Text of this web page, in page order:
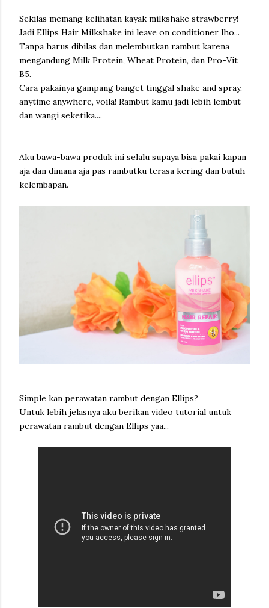
Sekilas memang kelihatan kayak milkshake strawberry!
Jadi Ellips Hair Milkshake ini leave on conditioner lho...
Tanpa harus dibilas dan melembutkan rambut karena
mengandung Milk Protein, Wheat Protein, dan Pro-Vit
B5.
Cara pakainya gampang banget tinggal shake and spray,
anytime anywhere, voila! Rambut kamu jadi lebih lembut
dan wangi seketika....
Aku bawa-bawa produk ini selalu supaya bisa pakai kapan
aja dan dimana aja pas rambutku terasa kering dan butuh
kelembapan.
Simple kan perawatan rambut dengan Ellips?
Untuk lebih jelasnya aku berikan video tutorial untuk
perawatan rambut dengan Ellips yaa...